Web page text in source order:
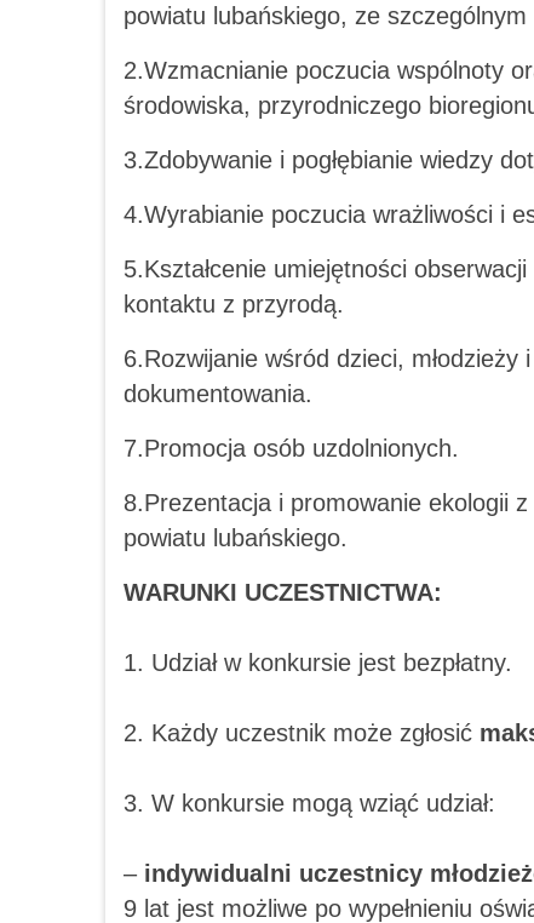
powiatu lubańskiego, ze
2.Wzmacnianie poczucia wspólnoty
środowiska, przyrodniczego
3.Zdobywanie i pogłębianie wiedzy
4.Wyrabianie poczucia wrażliwości i
5.Kształcenie umiejętności
kontaktu z przyrodą.
6.Rozwijanie wśród dzieci,
dokumentowania.
7.Promocja osób uzdolnionych.
8.Prezentacja i promowanie ekologii
powiatu lubańskiego.
WARUNKI UCZESTNICTWA:
1. Udział w konkursie jest bezpłatny.
2. Każdy uczestnik może zgłosić
3. W konkursie mogą wziąć udział:
– indywidualni uczestnicy
9 lat jest możliwe po wypełnieniu